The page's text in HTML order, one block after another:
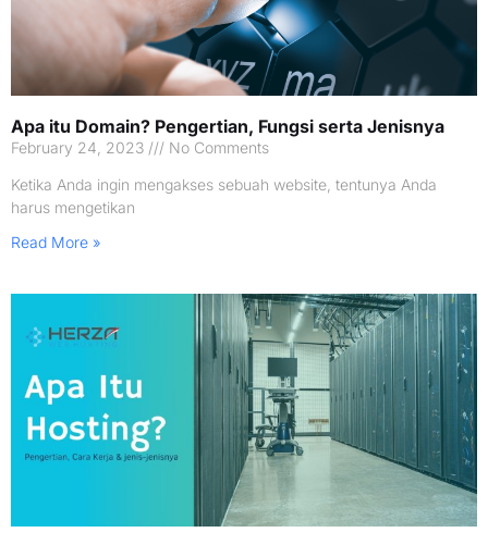
Apa itu Domain? Pengertian, Fungsi serta Jenisnya
February 24, 2023
No Comments
Ketika Anda ingin mengakses sebuah website, tentunya Anda
harus mengetikan
Read More »